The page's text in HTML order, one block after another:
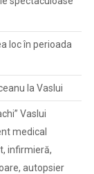
loc în perioada
la Vaslui
Vaslui
medical
infirmieră,
autopsier